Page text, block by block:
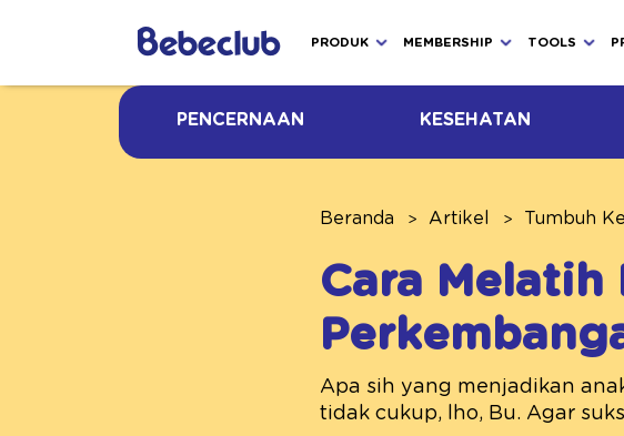
PRODUK MEMBERSHIP TOOLS
PENCERNAAN KESEHATAN
Beranda Artikel Tumbuh
Cara Melatih
Apa sih yang menjadikan
tidak cukup, lho, Bu. Agar